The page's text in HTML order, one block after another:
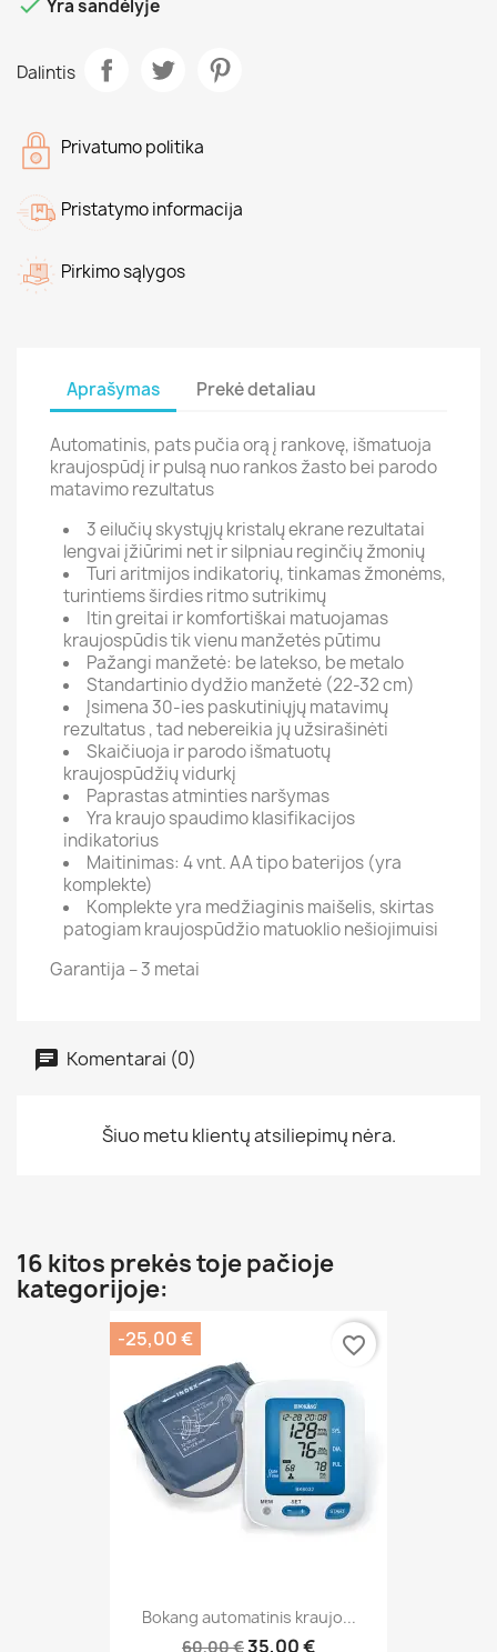
 Yra sandėlyje
Dalintis
Privatumo politika
Pristatymo informacija
Pirkimo sąlygos
Aprašymas Prekė detaliau
Automatinis, pats pučia orą į rankovę, išmatuoja
kraujospūdį ir pulsą nuo rankos žasto bei parodo
matavimo rezultatus
3 eilučių skystųjų kristalų ekrane rezultatai
lengvai įžiūrimi net ir silpniau reginčių žmonių
Turi aritmijos indikatorių, tinkamas žmonėms,
turintiems širdies ritmo sutrikimų
Itin greitai ir komfortiškai matuojamas
kraujospūdis tik vienu manžetės pūtimu
Pažangi manžetė: be latekso, be metalo
Standartinio dydžio manžetė (22-32 cm)
Įsimena 30-ies paskutiniųjų matavimų
rezultatus , tad nebereikia jų užsirašinėti
Skaičiuoja ir parodo išmatuotų
kraujospūdžių vidurkį
Paprastas atminties naršymas
Yra kraujo spaudimo klasifikacijos
indikatorius
Maitinimas: 4 vnt. AA tipo baterijos (yra
komplekte)
Komplekte yra medžiaginis maišelis, skirtas
patogiam kraujospūdžio matuoklio nešiojimuisi
Garantija – 3 metai
Komentarai (0)
Šiuo metu klientų atsiliepimų nėra.
16 kitos prekės toje pačioje
kategorijoje:
Bokang automatinis kraujo...
60,00 €35,00 €
-25,00 € favorite_border